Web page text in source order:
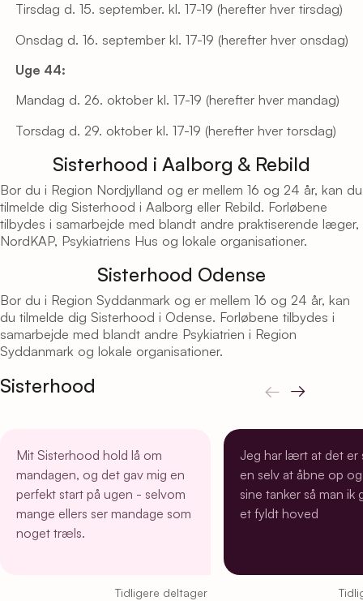
Tirsdag d. 15. september. kl. 17-19 (herefter hver tirsdag)
Onsdag d. 16. september kl. 17-19 (herefter hver onsdag)
Uge 44:
Mandag d. 26. oktober kl. 17-19 (herefter hver mandag)
Torsdag d. 29. oktober kl. 17-19 (herefter hver torsdag)
Sisterhood i Aalborg & Rebild
Bor du i Region Nordjylland og er mellem 16 og 24 år, kan du
tilmelde dig Sisterhood i Aalborg eller Rebild. Forløbene
tilbydes i samarbejde med blandt andre praktiserende læger,
NordKAP, Psykiatriens Hus og lokale organisationer.
Sisterhood Odense
Bor du i Region Syddanmark og er mellem 16 og 24 år, kan
du tilmelde dig Sisterhood i Odense. Forløbene tilbydes i
samarbejde med blandt andre Psykiatrien i Region
Syddanmark og lokale organisationer.
Sisterhood ← →
Mit Sisterhood hold lå om
mandagen, og det gav mig en
perfekt start på ugen - selvom
mange ellers ser mandage som
noget træls.
Tidligere deltager
Jeg har lært at det er
en selv at åbne op
sine tanker så man ik
et fyldt hoved